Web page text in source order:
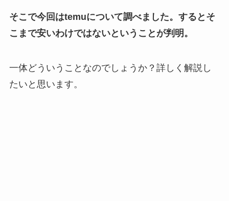
そこで今回はtemuについて調べました。 するとそ
こまで安いわけではないということが判明。
一体どういうことなのでしょうか？ 詳しく解説し
たいと思います。